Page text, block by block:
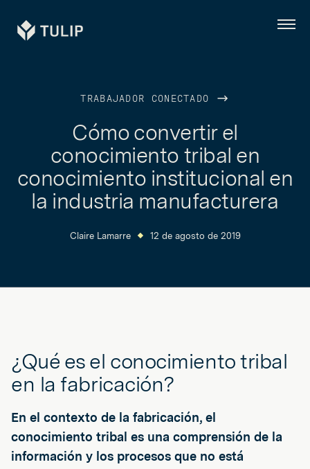
Tulip Menú
TRABAJADOR CONECTADO
Cómo convertir el
conocimiento tribal en
conocimiento institucional en
la industria manufacturera
Claire Lamarre 12 de agosto de 2019
¿Qué es el conocimiento tribal
en la fabricación?
En el contexto de la fabricación, el
conocimiento tribal es una comprensión de la
información y los procesos que no está